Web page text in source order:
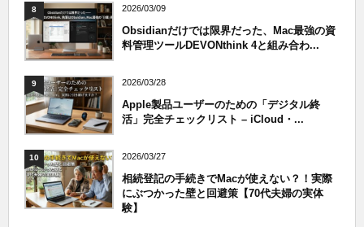
8 2026/03/09
Obsidianだけでは限界だった、Mac最強の資
料管理ツールDEVONthink 4と組み合わ...
9 2026/03/28
Apple製品ユーザーのための「デジタル終
活」完全チェックリスト – iCloud・...
10 2026/03/27
相続登記の手続きでMacが使えない？！実際
にぶつかった壁と回避策【70代夫婦の実体
験】